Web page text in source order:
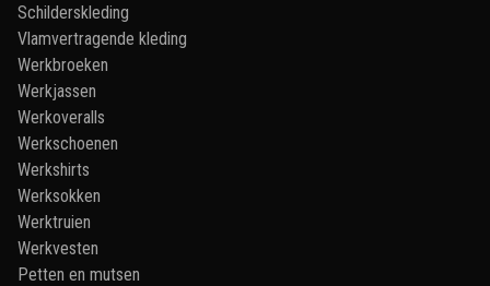
Schilderskleding
Vlamvertragende kleding
Werkbroeken
Werkjassen
Werkoveralls
Werkschoenen
Werkshirts
Werksokken
Werktruien
Werkvesten
Petten en mutsen